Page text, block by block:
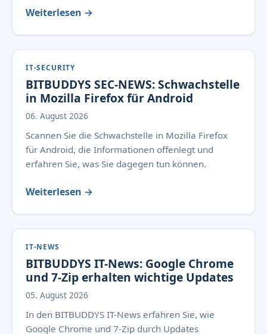
Weiterlesen →
IT-SECURITY
BITBUDDYS SEC-NEWS: Schwachstelle
in Mozilla Firefox für Android
06. August 2026
Scannen Sie die Schwachstelle in Mozilla Firefox
für Android, die Informationen offenlegt und
erfahren Sie, was Sie dagegen tun können.
Weiterlesen →
IT-NEWS
BITBUDDYS IT-News: Google Chrome
und 7-Zip erhalten wichtige Updates
05. August 2026
In den BITBUDDYS IT-News erfahren Sie, wie
Google Chrome und 7-Zip durch Updates